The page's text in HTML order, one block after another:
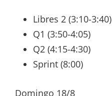
Libres 2 (3:10-3:40)
Q1 (3:50-4:05)
Q2 (4:15-4:30)
Sprint (8:00)
Domingo 18/8